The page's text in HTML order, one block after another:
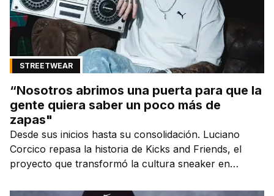
STREETWEAR
“Nosotros abrimos una puerta para que la
gente quiera saber un poco más de
zapas"
Desde sus inicios hasta su consolidación. Luciano
Corcico repasa la historia de Kicks and Friends, el
proyecto que transformó la cultura sneaker en